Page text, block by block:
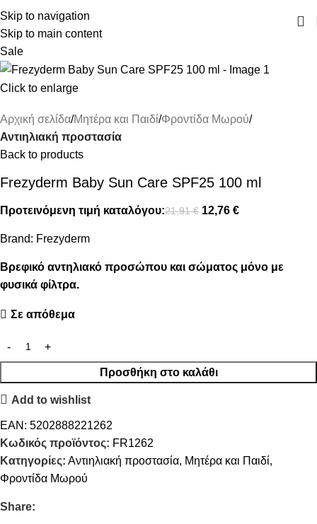
Skip to navigation
Skip to main content
ΔΩΡΕΑΝ ΜΕΤΑΦΟΡΙΚΑ ΑΝΩ ΤΩΝ 45€
Sale
Click to enlarge
Αρχική σελίδα Μητέρα και Παιδί Φροντίδα Μωρού
Αντιηλιακή προστασία
Back to products
Frezyderm Baby Sun Care SPF25 100 ml
Προτεινόμενη τιμή καταλόγου:21,91€ 12,76 €
Brand: Frezyderm
Βρεφικό αντηλιακό προσώπου και σώματος μόνο με
φυσικά φίλτρα.
Σε απόθεμα
Προσθήκη στο καλάθι
Add to wishlist
EAN: 5202888221262
Κωδικός προϊόντος: FR1262
Κατηγορίες: Αντιηλιακή προστασία, Μητέρα και Παιδί,
Φροντίδα Μωρού
Share: